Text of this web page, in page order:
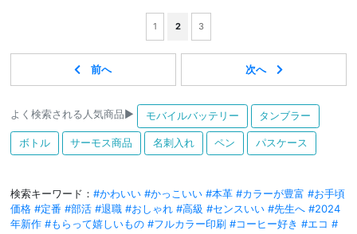
1 2 3
よく検索される人気商品▶ モバイルバッテリー タンブラー
ボトル サーモス商品 名刺入れ ペン パスケース
検索キーワード： #かわいい #かっこいい #本革 #カラーが豊富 #お手頃
価格 #定番 #部活 #退職 #おしゃれ #高級 #センスいい #先生へ #2024
年新作 #もらって嬉しいもの #フルカラー印刷 #コーヒー好き #エコ #